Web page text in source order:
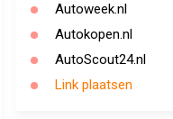
Autoweek.nl
Autokopen.nl
AutoScout24.nl
Link plaatsen